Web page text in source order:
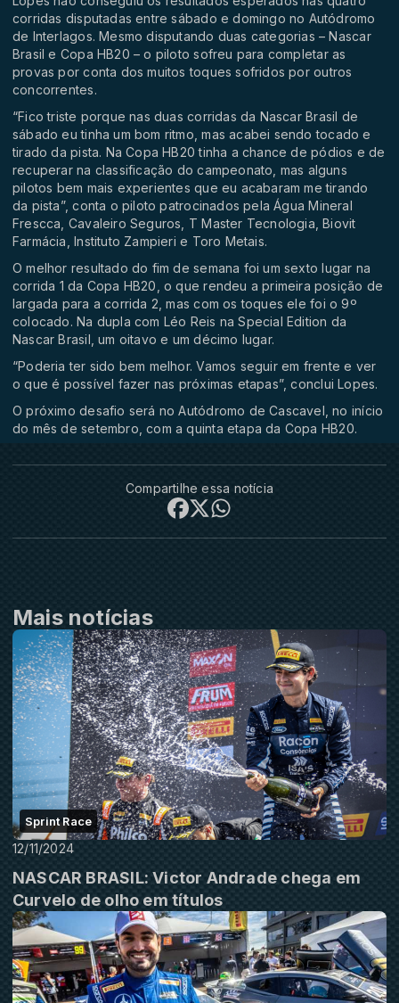
corridas disputadas entre sábado e domingo no Autódromo
de Interlagos. Mesmo disputando duas categorias – Nascar
Brasil e Copa HB20 – o piloto sofreu para completar as
provas por conta dos muitos toques sofridos por outros
concorrentes.
“Fico triste porque nas duas corridas da Nascar Brasil de
sábado eu tinha um bom ritmo, mas acabei sendo tocado e
tirado da pista. Na Copa HB20 tinha a chance de pódios e de
recuperar na classificação do campeonato, mas alguns
pilotos bem mais experientes que eu acabaram me tirando
da pista”, conta o piloto patrocinados pela Água Mineral
Frescca, Cavaleiro Seguros, T Master Tecnologia, Biovit
Farmácia, Instituto Zampieri e Toro Metais.
O melhor resultado do fim de semana foi um sexto lugar na
corrida 1 da Copa HB20, o que rendeu a primeira posição de
largada para a corrida 2, mas com os toques ele foi o 9º
colocado. Na dupla com Léo Reis na Special Edition da
Nascar Brasil, um oitavo e um décimo lugar.
“Poderia ter sido bem melhor. Vamos seguir em frente e ver
o que é possível fazer nas próximas etapas”, conclui Lopes.
O próximo desafio será no Autódromo de Cascavel, no início
do mês de setembro, com a quinta etapa da Copa HB20.
Compartilhe essa notícia
Mais notícias
Sprint Race
12/11/2024
NASCAR BRASIL: Victor Andrade chega em
Curvelo de olho em títulos